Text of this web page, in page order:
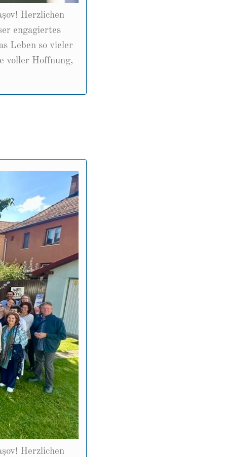
Herzlichen
engagiertes
Leben so vieler
voller Hoffnung,
Herzlichen